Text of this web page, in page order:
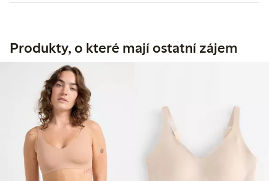
Produkty, o které mají ostatní zájem